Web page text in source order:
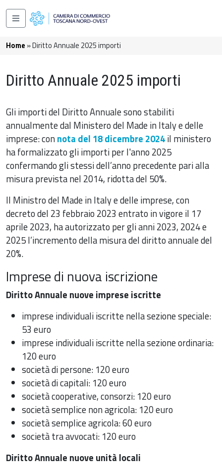
Salta al contenuto principale
Navigazione principale
Briciole di pane
Home Diritto Annuale 2025 importi
Diritto Annuale 2025 importi
Gli importi del Diritto Annuale sono stabiliti
annualmente dal Ministero del Made in Italy e delle
imprese: connota del 18 dicembre 2024il ministero
ha formalizzato gli importi per l'anno 2025
confermando gli stessi dell’anno precedente pari alla
misura prevista nel 2014, ridotta del 50%.
Il Ministro del Made in Italy e delle imprese, con
decreto del 23 febbraio 2023 entrato in vigore il 17
aprile 2023, ha autorizzato per gli anni 2023, 2024 e
2025 l’incremento della misura del diritto annuale del
20%.
Imprese di nuova iscrizione
Diritto Annuale nuove imprese iscritte
imprese individuali iscritte nella sezione speciale:
53 euro
imprese individuali iscritte nella sezione ordinaria:
120 euro
società di persone: 120 euro
società di capitali: 120 euro
società cooperative, consorzi: 120 euro
società semplice non agricola: 120 euro
società semplice agricola: 60 euro
società tra avvocati: 120 euro
Diritto Annuale nuove unità locali